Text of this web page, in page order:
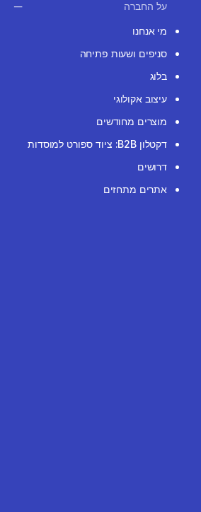
על החברה
מי אנחנו
סניפים ושעות פתיחה
בלוג
עיצוב אקולוגי
מוצרים מחודשים
דקטלון B2B: ציוד ספורט למוסדות
דרושים
אתרים מתחזים